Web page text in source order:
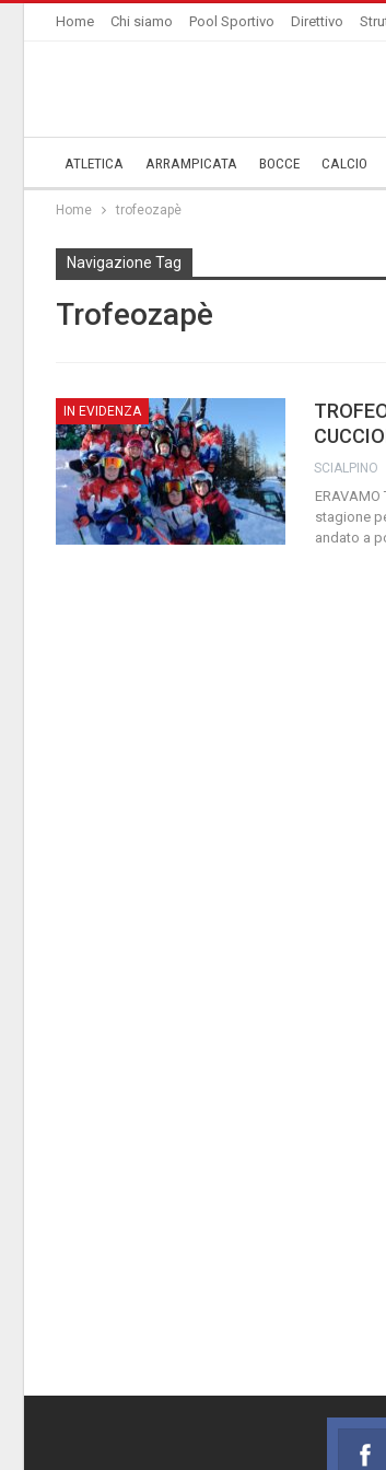
Home Chi siamo Pool Sportivo Direttivo
ATLETICA ARRAMPICATA BOCCE CALCIO
Home trofeozapè
Navigazione Tag
Trofeozapè
IN EVIDENZA
SCIALPINO
stagione
andato a